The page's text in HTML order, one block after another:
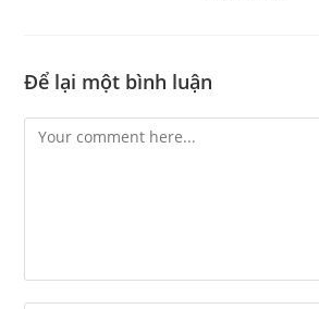
Để lại một bình luận